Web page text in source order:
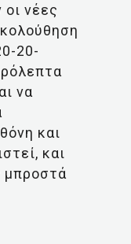
νέες
20-
να
και
και
μπροστά